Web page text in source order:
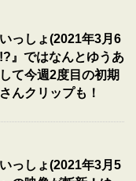
っしょ(2021年3月6
』ではなんとゆうあ
て今週2度目の初期
んクリップも！
っしょ(2021年3月5